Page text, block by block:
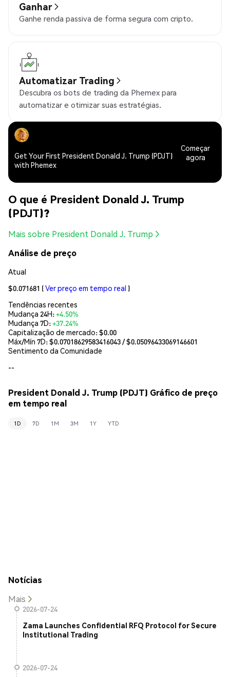
Ganhar
Ganhe renda passiva de forma segura com cripto.
Automatizar Trading
Descubra os bots de trading da Phemex para
automatizar e otimizar suas estratégias.
Get Your First President Donald J. Trump (PDJT)
with Phemex
Começar
agora
O que é President Donald J. Trump
(PDJT)?
Mais sobre President Donald J. Trump
Análise de preço
Atual
$0.071681 (Ver preço em tempo real )
Tendências recentes
Mudança 24H:+4.50%
Mudança 7D:+37.24%
Capitalização de mercado:$0.00
Máx/Mín 7D: $0.07018629583416043/ $0.05096433069146601
Sentimento da Comunidade
--
President Donald J. Trump (PDJT) Gráfico de preço
em tempo real
1D 7D 1M 3M 1Y YTD
Notícias
Mais
2026-07-24
Zama Launches Confidential RFQ Protocol for Secure
Institutional Trading
2026-07-24